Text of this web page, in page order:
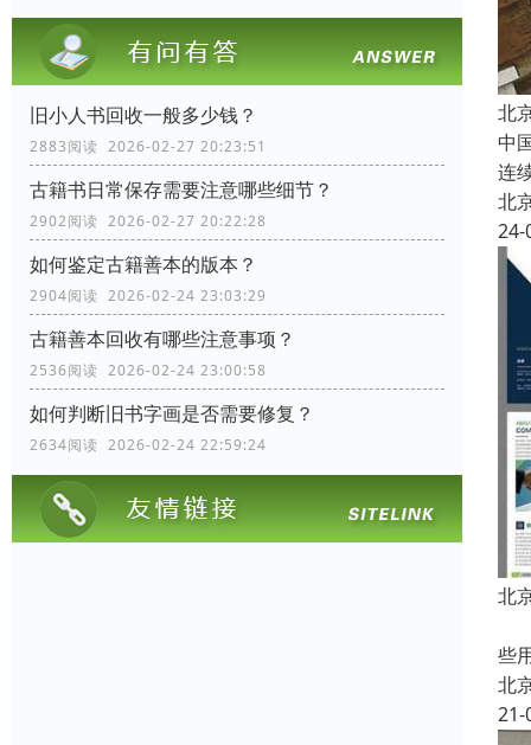
旧小人书回收一般多少钱？
2883阅读 2026-02-27 20:23:51
古籍书日常保存需要注意哪些细节？
2902阅读 2026-02-27 20:22:28
如何鉴定古籍善本的版本？
2904阅读 2026-02-24 23:03:29
古籍善本回收有哪些注意事项？
2536阅读 2026-02-24 23:00:58
如何判断旧书字画是否需要修复？
2634阅读 2026-02-24 22:59:24
北
中
连
北
24-
北
些
北
21-